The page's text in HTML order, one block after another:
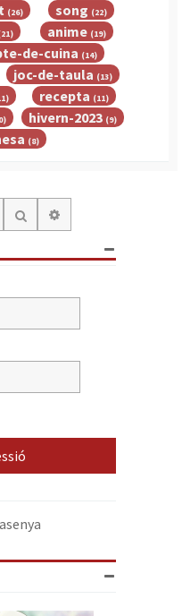
(26) song (22)
anime (19)
de-cuina (14)
joc-de-taula (13)
recepta (11)
hivern-2023 (9)
(8)
Cerca